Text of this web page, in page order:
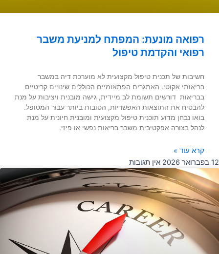
רפואה מונעת: המפתח למניעת משבר
רפואי והקדמת טיפול
חשיבות של תכנית טיפול מקצועית לא מוערכת דיה במשבר
בריאותי אקוטי. האתגרים הפתאומיים הכוללים שינויים קריטיים
בבריאות דורשים תשומת לב מיידית, גישה מובנית ויציבות על מנת
להבטיח את התוצאות האפשריות, הטובות ביותר עבור המטופל.
בואו נבחן מדוע תוכנית טיפול מקצועית ומובנית חיונית על מנת
לנהל בצורה אפקטיבית משבר בריאות נפשי או פיזי.
קרא עוד »
12 בפברואר 2026
אין תגובות